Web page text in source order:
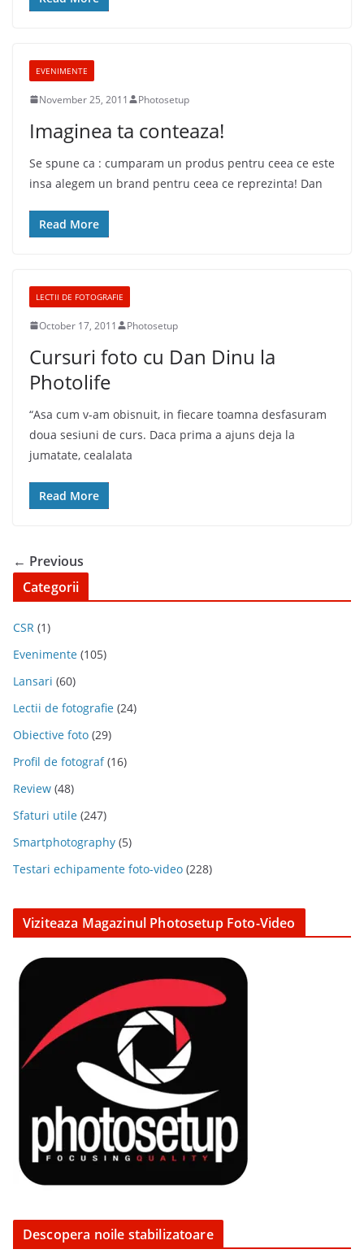
EVENIMENTE
November 25, 2011 Photosetup
Imaginea ta conteaza!
Se spune ca : cumparam un produs pentru ceea ce este
insa alegem un brand pentru ceea ce reprezinta! Dan
Read More
LECTII DE FOTOGRAFIE
October 17, 2011 Photosetup
Cursuri foto cu Dan Dinu la
Photolife
“Asa cum v-am obisnuit, in fiecare toamna desfasuram
doua sesiuni de curs. Daca prima a ajuns deja la
jumatate, cealalata
Read More
← Previous
Categorii
CSR (1)
Evenimente (105)
Lansari (60)
Lectii de fotografie (24)
Obiective foto (29)
Profil de fotograf(16)
Review (48)
Sfaturi utile (247)
Smartphotography (5)
Testari echipamente foto-video (228)
Viziteaza Magazinul Photosetup Foto-Video
Descopera noile stabilizatoare